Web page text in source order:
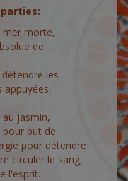
mer morte,
de
les
appuyées,
jasmin,
pour but de
pour détendre
circuler le sang,
l'esprit.